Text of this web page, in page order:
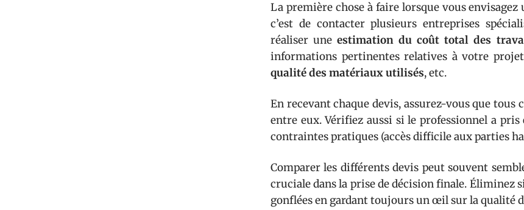
La première chose à faire lorsque vous
c’est de contacter plusieurs entreprises
réaliser uneestimation du coût total des
informations pertinentes relatives à votre
qualité des matériaux utilisés, etc.
En recevant chaque devis, assurez-vous que tous
entre eux. Vérifiez aussi si le professionnel a
contraintes pratiques (accès difficile aux parties
Comparer les différents devis peut souvent
cruciale dans la prise de décision finale. Éliminez
gonflées en gardant toujours un œil sur la qualité